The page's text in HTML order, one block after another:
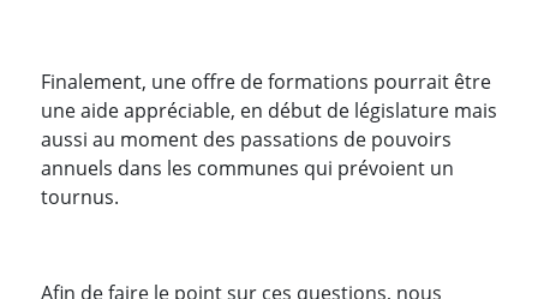
Finalement, une offre de formations pourrait être
une aide appréciable, en début de législature mais
aussi au moment des passations de pouvoirs
annuels dans les communes qui prévoient un
tournus.
Afin de faire le point sur ces questions, nous